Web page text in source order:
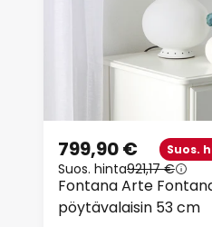
Fontana Arte
pöytävalaisin 53 cm
799,90 € Suos.
Suos. hinta921,17 €